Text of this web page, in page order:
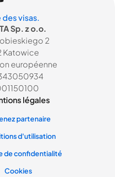
des visas.
Sp. z o.o.
2
européenne
légales
partenaire
d'utilisation
de confidentialité
Cookies